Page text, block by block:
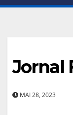
Jornal
MAI 28, 2023